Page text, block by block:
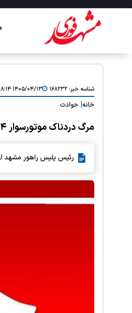
شناسه خبر:۱۶۸۲۳۲ ۱۴۰۵/۰۴/۱۳ ۱۹:۰۸:۱۴
خانه حوادث
مرگ دردناک موتورسوار ۱۴ ساله در مشهد (۱۲ تیر ۱۴۰۵)
رئیس پلیس راهور مشهد از فوت راکب ۱۴ ساله موتورسیکلت